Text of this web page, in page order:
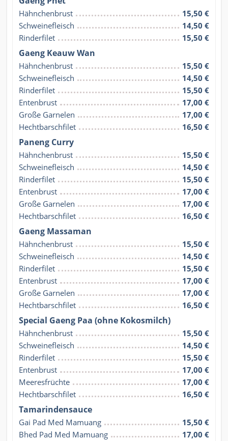
Hähnchenbrust
15,50 €
Schweinefleisch
14,50 €
Rinderfilet
15,50 €
Gaeng Keauw Wan
Hähnchenbrust
15,50 €
Schweinefleisch
14,50 €
Rinderfilet
15,50 €
Entenbrust
17,00 €
Große Garnelen
17,00 €
Hechtbarschfilet
16,50 €
Paneng Curry
Hähnchenbrust
15,50 €
Schweinefleisch
14,50 €
Rinderfilet
15,50 €
Entenbrust
17,00 €
Große Garnelen
17,00 €
Hechtbarschfilet
16,50 €
Gaeng Massaman
Hähnchenbrust
15,50 €
Schweinefleisch
14,50 €
Rinderfilet
15,50 €
Entenbrust
17,00 €
Große Garnelen
17,00 €
Hechtbarschfilet
16,50 €
Special Gaeng Paa (ohne Kokosmilch)
Hähnchenbrust
15,50 €
Schweinefleisch
14,50 €
Rinderfilet
15,50 €
Entenbrust
17,00 €
Meeresfrüchte
17,00 €
Hechtbarschfilet
16,50 €
Tamarindensauce
Gai Pad Med Mamuang
15,50 €
Bhed Pad Med Mamuang
17,00 €